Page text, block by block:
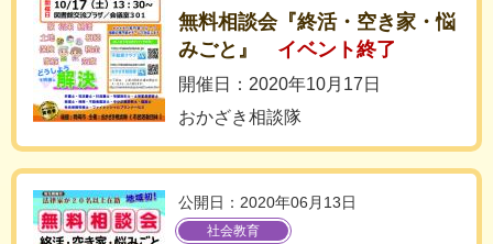
無料相談会『終活・空き家・悩
みごと』
イベント終了
開催日：2020年10月17日
おかざき相談隊
公開日：2020年06月13日
社会教育